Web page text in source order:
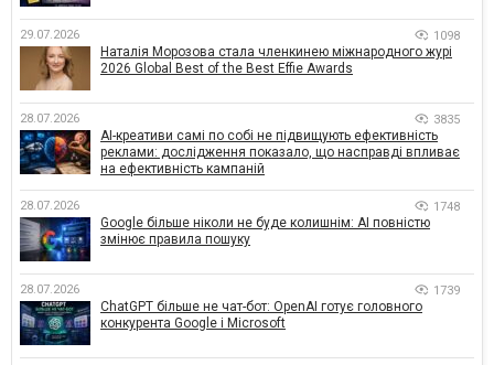
29.07.2026 1098
Наталія Морозова стала членкинею міжнародного журі
2026 Global Best of the Best Effie Awards
28.07.2026 3835
AI-креативи самі по собі не підвищують ефективність
реклами: дослідження показало, що насправді впливає
на ефективність кампаній
28.07.2026 1748
Google більше ніколи не буде колишнім: AI повністю
змінює правила пошуку
28.07.2026 1739
ChatGPT більше не чат-бот: OpenAI готує головного
конкурента Google і Microsoft